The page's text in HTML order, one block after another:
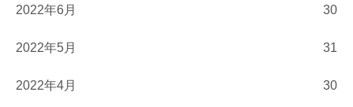
2022年6月 30
2022年5月 31
2022年4月 30